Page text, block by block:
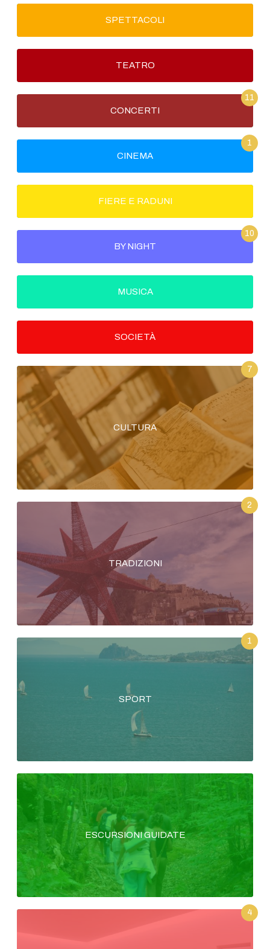
SPETTACOLI
TEATRO
CONCERTI
11
CINEMA
1
FIERE E RADUNI
BY NIGHT
10
MUSICA
SOCIETÀ
CULTURA
7
TRADIZIONI
2
SPORT
1
ESCURSIONI GUIDATE
4